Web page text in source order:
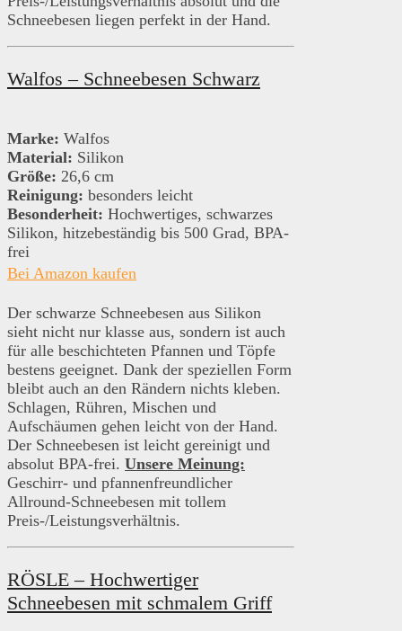
Schneebesen liegen perfekt in der Hand.
Walfos – Schneebesen Schwarz
Marke: Walfos
Material: Silikon
Größe: 26,6 cm
Reinigung: besonders leicht
Besonderheit: Hochwertiges, schwarzes
Silikon, hitzebeständig bis 500 Grad, BPA-
frei
Bei Amazon kaufen
Der schwarze Schneebesen aus Silikon
sieht nicht nur klasse aus, sondern ist auch
für alle beschichteten Pfannen und Töpfe
bestens geeignet. Dank der speziellen Form
bleibt auch an den Rändern nichts kleben.
Schlagen, Rühren, Mischen und
Aufschäumen gehen leicht von der Hand.
Der Schneebesen ist leicht gereinigt und
absolut BPA-frei. Unsere Meinung:
Geschirr- und pfannenfreundlicher
Allround-Schneebesen mit tollem
Preis-/Leistungsverhältnis.
RÖSLE – Hochwertiger
Schneebesen mit schmalem Griff